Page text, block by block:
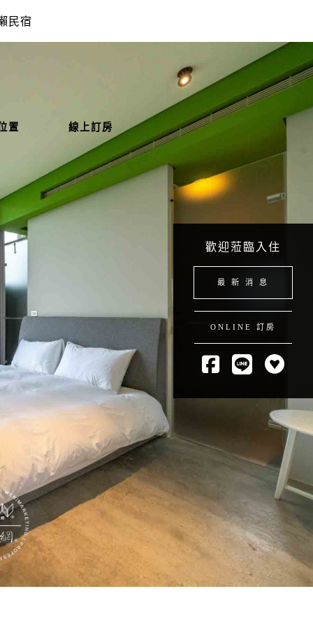
歡迎蒞臨入住
最 新 消 息
ONLINE 訂房
置 線上訂房
民宿